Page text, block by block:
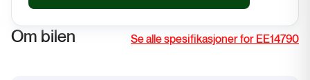
Om bilen Se alle spesifikasjoner for EE14790